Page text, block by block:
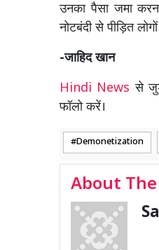
उनका पैसा जमा
नोटबंदी से पीड़ित
-जाहिद खान
Hindi Newsसे
फॉलो करें।
Demonetization
About